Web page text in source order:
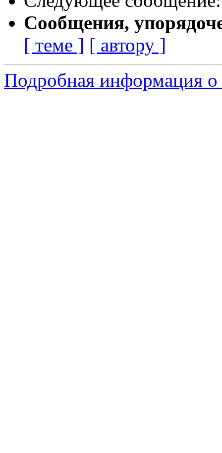
Сообщения,
[ теме ] [ автору ]
Подробная информация